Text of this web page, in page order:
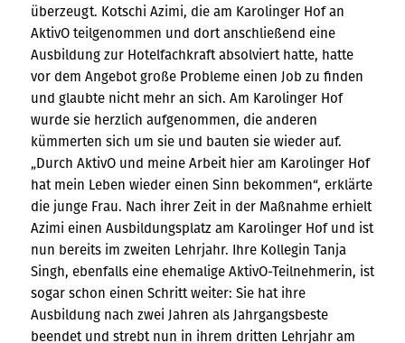
überzeugt. Kotschi Azimi, die am Karolinger Hof an
AktivO teilgenommen und dort anschließend eine
Ausbildung zur Hotelfachkraft absolviert hatte, hatte
vor dem Angebot große Probleme einen Job zu finden
und glaubte nicht mehr an sich. Am Karolinger Hof
wurde sie herzlich aufgenommen, die anderen
kümmerten sich um sie und bauten sie wieder auf.
„Durch AktivO und meine Arbeit hier am Karolinger Hof
hat mein Leben wieder einen Sinn bekommen“, erklärte
die junge Frau. Nach ihrer Zeit in der Maßnahme erhielt
Azimi einen Ausbildungsplatz am Karolinger Hof und ist
nun bereits im zweiten Lehrjahr. Ihre Kollegin Tanja
Singh, ebenfalls eine ehemalige AktivO-Teilnehmerin, ist
sogar schon einen Schritt weiter: Sie hat ihre
Ausbildung nach zwei Jahren als Jahrgangsbeste
beendet und strebt nun in ihrem dritten Lehrjahr am